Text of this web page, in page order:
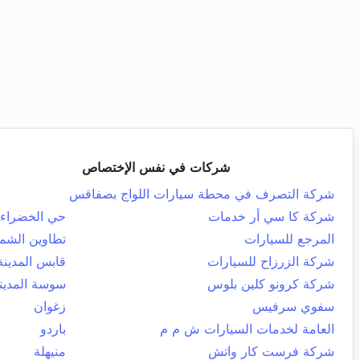
شركات في نفس الإختصاص
شركة التصرف في محطة سيارات اللواج بصفاقس
شركة كا سي أر خدمات
حي الخضراء
المرجع للسيارات
تطاوين
شركة الزرزاح للسيارات
قابس
شركة كرونو كلين بلوس
سوسة
سفوي سرفيس
زغوان
العامة لخدمات السيارات ش م م
باردو
شركة فرست كار واتش
منيهلة